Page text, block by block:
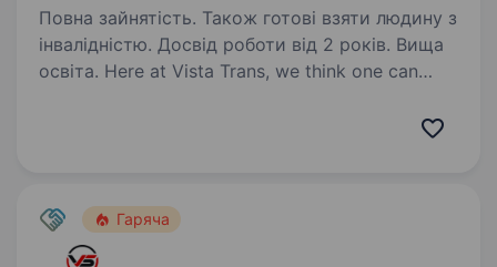
Повна зайнятість. Також готові взяти людину з
інвалідністю. Досвід роботи від 2 років. Вища
освіта. Here at Vista Trans, we think one can
by delivering the right product to the right place
Гаряча